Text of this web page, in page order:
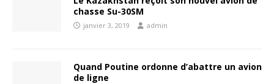
chasse Su-30SM
janvier 3, 2019 admin
Quand Poutine ordonne d’abattre un avion
de ligne